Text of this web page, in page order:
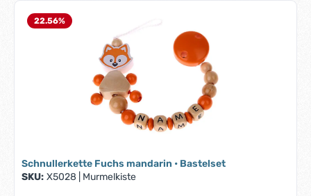
personalisierte GeschenkeMaße: Durchmesser: 4cm und
Höhe: 4,6cmDein Logo kannst du uns per E-Mail an:
info@murmelkiste.de senden.
22.56%
Schnullerkette Fuchs mandarin • Bastelset
SKU: X5028 Murmelkiste